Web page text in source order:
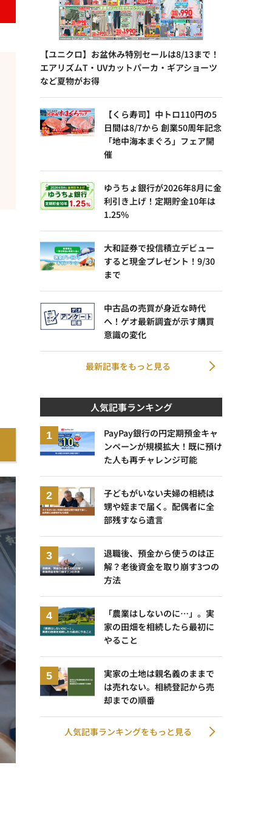
【ユニクロ】お盆休み特別セールは8/13まで！
エアリズムT・UVカットパーカ・ギアショーツ
など夏物がお得
【くら寿司】中トロ110円の5
日間は8/7から 創業50周年記念
「地中海本まぐろ」フェア開
催
ゆうちょ銀行が2026年8月に金
利引き上げ！定期貯金10年は
1.25%
大和証券で投信積立デビュー
すると現金プレゼント！9/30
まで
中古品の売買が身近な時代
へ！ゲオ最新調査が示す購買
意識の変化
最新記事をもっと見る
人気記事ランキング
PayPay銀行の円定期預金キャ
ンペーンが規模拡大！既に預け
た人も再チャレンジ可能
子どもがいない夫婦の相続は
甥や姪まで届く。配偶者に全
部残すなら遺言
退職後、預金から使うのは正
解？老後資金を取り崩す3つの
方法
「農業はしないのに…」。実
家の田畑を相続したら最初に
やること
実家の土地は親名義のままで
は売れない。相続登記から売
却までの順番
人気記事ランキングをもっと見る